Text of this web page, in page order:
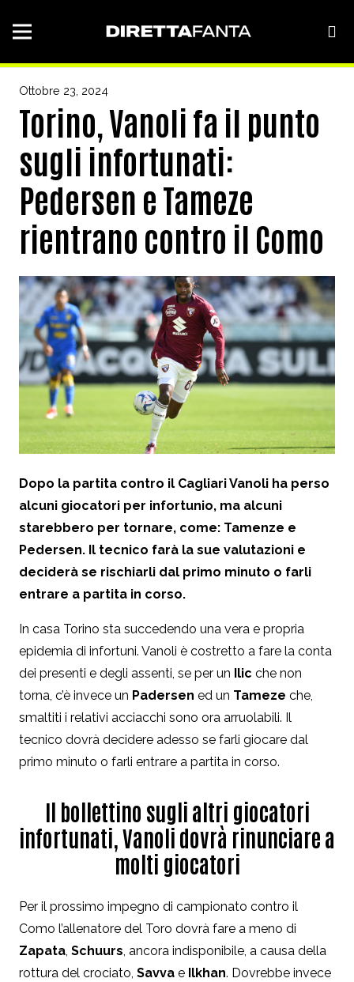
Ottobre 23, 2024
Torino, Vanoli fa il punto
sugli infortunati:
Pedersen e Tameze
rientrano contro il Como
Dopo la partita contro il Cagliari Vanoli ha perso
alcuni giocatori per infortunio, ma alcuni
starebbero per tornare, come: Tamenze e
Pedersen. Il tecnico farà la sue valutazioni e
deciderà se rischiarli dal primo minuto o farli
entrare a partita in corso.
In casa Torino sta succedendo una vera e propria
epidemia di infortuni. Vanoli è costretto a fare la conta
dei presenti e degli assenti, se per un Ilic che non
torna, c’è invece un Padersen ed un Tameze che,
smaltiti i relativi acciacchi sono ora arruolabili. Il
tecnico dovrà decidere adesso se farli giocare dal
primo minuto o farli entrare a partita in corso.
Il bollettino sugli altri giocatori
infortunati, Vanoli dovrà rinunciare a
molti giocatori
Per il prossimo impegno di campionato contro il
Como l’allenatore del Toro dovrà fare a meno di
Zapata, Schuurs, ancora indisponibile, a causa della
rottura del crociato, Savva e Ilkhan. Dovrebbe invece